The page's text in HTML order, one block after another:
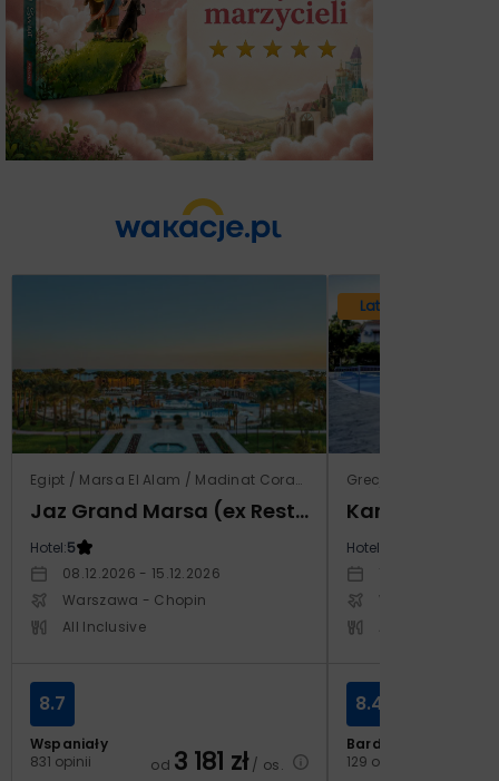
Egipt / Marsa El Alam / Madinat Coraya
Jaz Grand Marsa (ex Resta Grand Resort)
Hotel:5
08.12.2026 - 15.12.2026
Warszawa - Chopin
All Inclusive
Wspaniały
831 opinii
8.7
od 3 181 zł/ os.
Lato 2026
Grecja / Samos /
Kampos
Hotel:
Warszawa -
Bardzo dobry
129 opinii
8.4